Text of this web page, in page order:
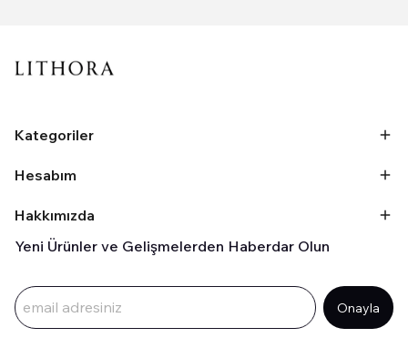
Kategoriler
Hesabım
Hakkımızda
Yeni Ürünler ve Gelişmelerden Haberdar Olun
Onayla